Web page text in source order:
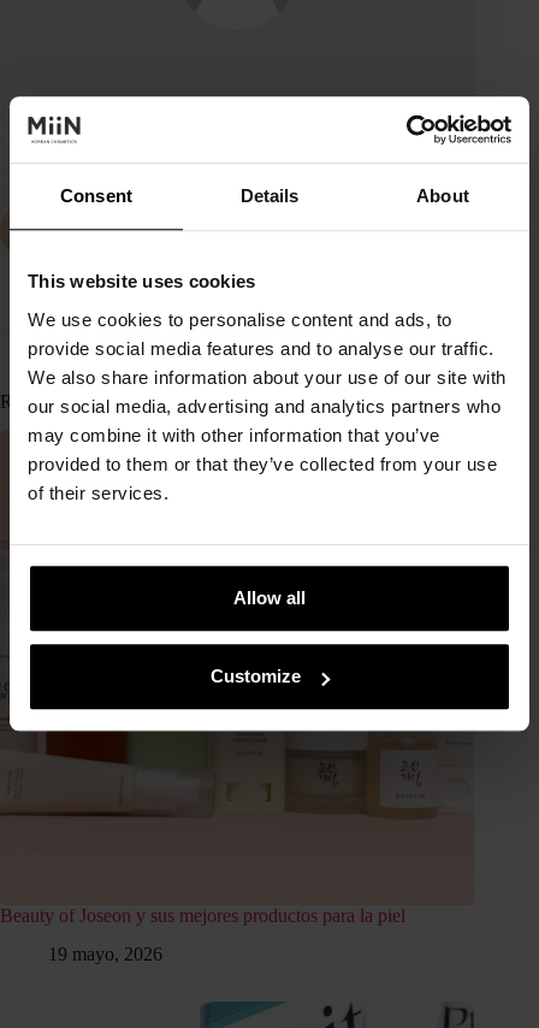
Consent Details About
This website uses cookies
We use cookies to personalise content and ads, to
provide social media features and to analyse our traffic.
We also share information about your use of our site with
our social media, advertising and analytics partners who
may combine it with other information that you’ve
provided to them or that they’ve collected from your use
of their services.
Allow all
Customize
ANTERIOR
Relacionado
Beauty of Joseon y sus mejores productos para la piel
19 mayo, 2026